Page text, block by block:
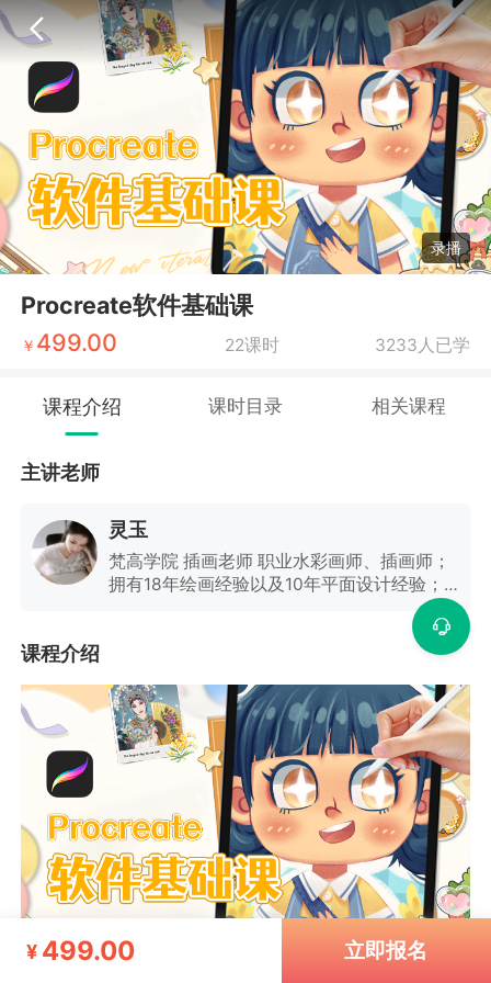
录播
Procreate软件基础课
￥ 499.00 22课时 3233人已学
课程介绍 课时目录 相关课程
主讲老师
灵玉
梵高学院 插画老师 职业水彩画师、插画师；
拥有18年绘画经验以及10年平面设计经验； 3
年实体班绘画教学经验； 服务于韩后品牌平
面以及插画设计； 绘本插画系列作品《斑马
嘉嘉的神奇画笔》、《精灵桐桐的奇幻之旅》
莲》、《花之语》等
课程介绍
¥ 499.00 立即报名